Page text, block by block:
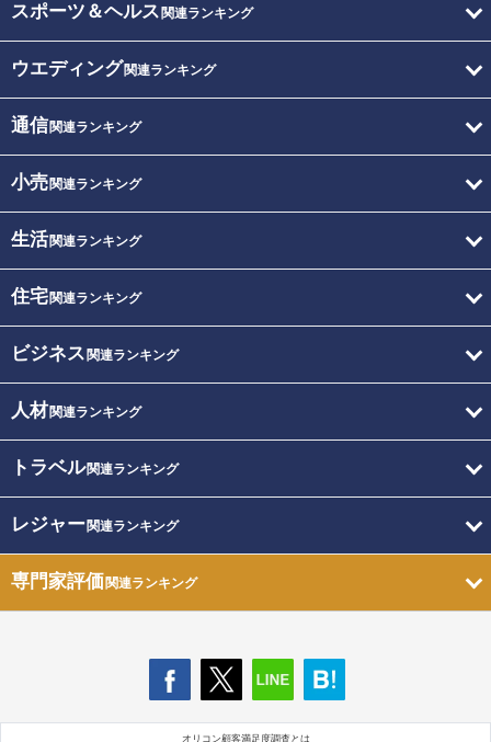
スポーツ＆ヘルス 関連ランキング
ウエディング関連ランキング
通信関連ランキング
小売関連ランキング
生活関連ランキング
住宅関連ランキング
ビジネス 関連ランキング
人材関連ランキング
トラベル関連ランキング
レジャー関連ランキング
専門家評価関連ランキング
オリコン顧客満足度調査とは